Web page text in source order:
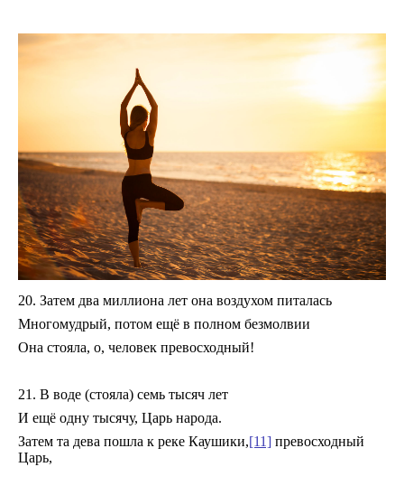
20. Затем два миллиона лет она воздухом питалась
Многомудрый, потом ещё в полном безмолвии
Она стояла, о, человек превосходный!
21. В воде (стояла) семь тысяч лет
И ещё одну тысячу, Царь народа.
Затем та дева пошла к реке Каушики,[11] превосходный
Царь,